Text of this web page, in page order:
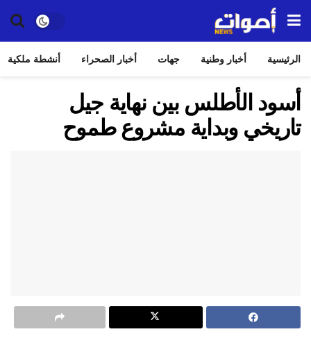
الرئيسية أخبار وطنية جهات أخبار الصحراء أنشطة ملكية
أسود الأطلس بين نهاية جيل
تاريخي وبداية مشروع طموح